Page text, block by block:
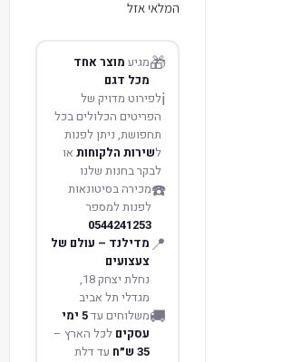
המלאי אזל
🎁מגיע מוצר אחד
מכל דגם
ℹ️לפירוט מדויק של
הפריטים הכלולים בכל
תחפושת, ניתן לפנות
לשירות הלקוחות או
לבקר בחנות שלנו
☎️מכירה בסיטונאות
לפנות למספר
0544241253
📍 מדילנד – עולם של
צעצועים
נחלת יצחק 18,
מגדלי תל אביב
🚚משלוחים עד 5 ימי
עסקים לכל הארץ –
35 ש״ח
עד דלת